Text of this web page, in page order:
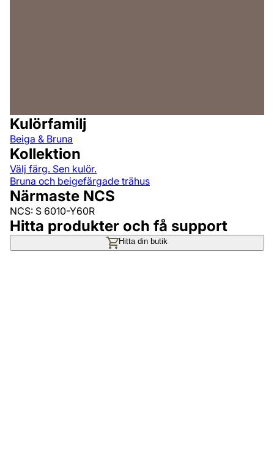
Kulörfamilj
Beiga & Bruna
Kollektion
Välj färg. Sen kulör.
Bruna och beigefärgade trähus
Närmaste NCS
NCS: S 6010-Y60R
Hitta produkter och få support
Hitta din butik